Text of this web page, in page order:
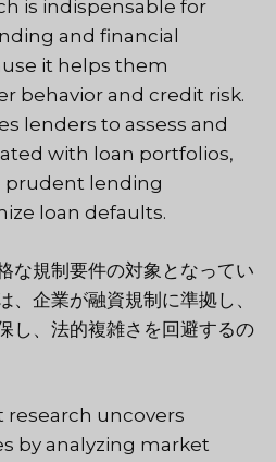
is indispensable for
and financial
it helps them
behavior and credit risk.
lenders to assess and
with loan portfolios,
prudent lending
loan defaults.
な規制要件の対象となってい
、企業が融資規制に準拠し、
し、法的複雑さを回避するの
research uncovers
by analyzing market